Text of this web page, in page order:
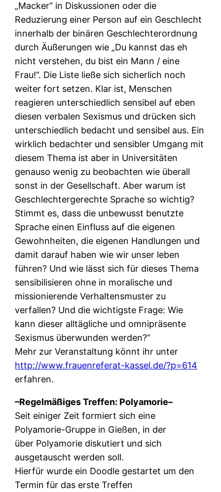
„Macker“ in Diskussionen oder die
Reduzierung einer Person auf ein Geschlecht
innerhalb der binären Geschlechterordnung
durch Äußerungen wie „Du kannst das eh
nicht verstehen, du bist ein Mann / eine
Frau!“. Die Liste ließe sich sicherlich noch
weiter fort setzen. Klar ist, Menschen
reagieren unterschiedlich sensibel auf eben
diesen verbalen Sexismus und drücken sich
unterschiedlich bedacht und sensibel aus. Ein
wirklich bedachter und sensibler Umgang mit
diesem Thema ist aber in Universitäten
genauso wenig zu beobachten wie überall
sonst in der Gesellschaft. Aber warum ist
Geschlechtergerechte Sprache so wichtig?
Stimmt es, dass die unbewusst benutzte
Sprache einen Einfluss auf die eigenen
Gewohnheiten, die eigenen Handlungen und
damit darauf haben wie wir unser leben
führen? Und wie lässt sich für dieses Thema
sensibilisieren ohne in moralische und
missionierende Verhaltensmuster zu
verfallen? Und die wichtigste Frage: Wie
kann dieser alltägliche und omnipräsente
Sexismus überwunden werden?“
Mehr zur Veranstaltung könnt ihr unter
http://www.frauenreferat-kassel.de/?p=614
erfahren.
–Regelmäßiges Treffen: Polyamorie–
Seit einiger Zeit formiert sich eine
Polyamorie-Gruppe in Gießen, in der
über Polyamorie diskutiert und sich
ausgetauscht werden soll.
Hierfür wurde ein Doodle gestartet um den
Termin für das erste Treffen